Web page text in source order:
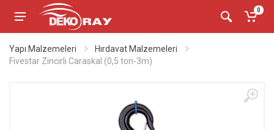
0
Yapı Malzemeleri
Hırdavat Malzemeleri
Fivestar Zincirli Caraskal (0,5 ton-3m)